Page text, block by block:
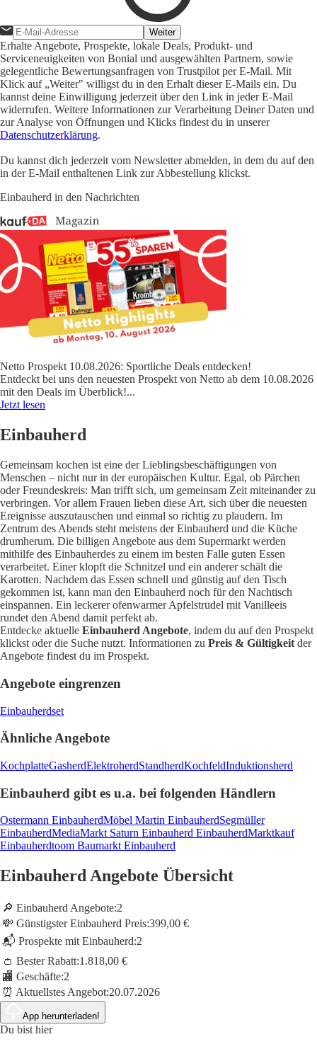
Weiter
Erhalte Angebote, Prospekte, lokale Deals, Produkt- und
Serviceneuigkeiten von Bonial und ausgewählten Partnern, sowie
gelegentliche Bewertungsanfragen von Trustpilot per E-Mail. Mit
Klick auf „Weiter" willigst du in den Erhalt dieser E-Mails ein. Du
kannst deine Einwilligung jederzeit über den Link in jeder E-Mail
widerrufen. Weitere Informationen zur Verarbeitung Deiner Daten und
zur Analyse von Öffnungen und Klicks findest du in unserer
Datenschutzerklärung.
Du kannst dich jederzeit vom Newsletter abmelden, in dem du auf den
in der E-Mail enthaltenen Link zur Abbestellung klickst.
Einbauherd in den Nachrichten
Netto Prospekt 10.08.2026: Sportliche Deals entdecken!
Entdeckt bei uns den neuesten Prospekt von Netto ab dem 10.08.2026
mit den Deals im Überblick!...
Jetzt lesen
Einbauherd
Gemeinsam kochen ist eine der Lieblingsbeschäftigungen von
Menschen – nicht nur in der europäischen Kultur. Egal, ob Pärchen
oder Freundeskreis: Man trifft sich, um gemeinsam Zeit miteinander zu
verbringen. Vor allem Frauen lieben diese Art, sich über die neuesten
Ereignisse auszutauschen und einmal so richtig zu plaudern. Im
Zentrum des Abends steht meistens der Einbauherd und die Küche
drumherum. Die billigen Angebote aus dem Supermarkt werden
mithilfe des Einbauherdes zu einem im besten Falle guten Essen
verarbeitet. Einer klopft die Schnitzel und ein anderer schält die
Karotten. Nachdem das Essen schnell und günstig auf den Tisch
gekommen ist, kann man den Einbauherd noch für den Nachtisch
einspannen. Ein leckerer ofenwarmer Apfelstrudel mit Vanilleeis
rundet den Abend damit perfekt ab.
Entdecke aktuelle Einbauherd Angebote, indem du auf den Prospekt
klickst oder die Suche nutzt. Informationen zu Preis & Gültigkeit der
Angebote findest du im Prospekt.
Angebote eingrenzen
Einbauherdset
Ähnliche Angebote
KochplatteGasherdElektroherdStandherdKochfeldInduktionsherd
Einbauherd gibt es u.a. bei folgenden Händlern
Ostermann EinbauherdMöbel Martin EinbauherdSegmüller
EinbauherdMediaMarkt Saturn Einbauherd EinbauherdMarktkauf
Einbauherdtoom Baumarkt Einbauherd
Einbauherd Angebote Übersicht
🔎 Einbauherd Angebote:2
💸 Günstigster Einbauherd Preis:399,00 €
📬 Prospekte mit Einbauherd:2
👛 Bester Rabatt:1.818,00 €
🏬 Geschäfte:2
⏰ Aktuellstes Angebot:20.07.2026
App herunterladen!
Du bist hier